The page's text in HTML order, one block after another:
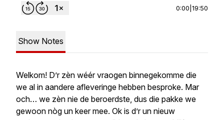
0:00 19:50
Show Notes
Welkom! D’r zèn wéér vraogen binnegekomme die
we al in aandere afleveringe hebben besproke. Mar
och… we zèn nie de beroerdste, dus die pakke we
gewoon nòg un keer mee. Ok is d’r un nieuw